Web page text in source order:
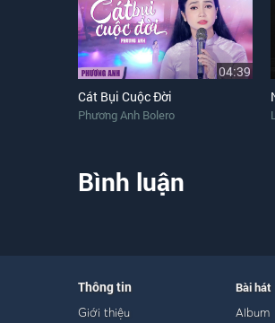
04:39
Cát Bụi Cuộc Đời
Phương Anh Bolero
Bình luận
Thông tin
Giới thiệu
Bài hát
Album